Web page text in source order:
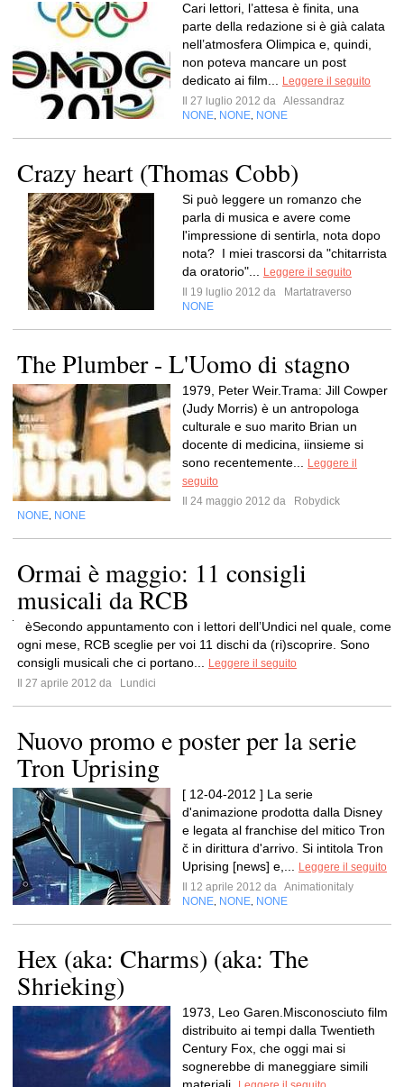
Cari lettori, l’attesa è finita, una
parte della redazione si è già calata
nell’atmosfera Olimpica e, quindi,
non poteva mancare un post
dedicato ai film...
Leggere il seguito
Il 27 luglio 2012 da Alessandraz
NONE NONE NONE
Crazy heart (Thomas Cobb)
Si può leggere un romanzo che
parla di musica e avere come
l'impressione di sentirla, nota dopo
nota? I miei trascorsi da "chitarrista
da oratorio"...
Leggere il seguito
Il 19 luglio 2012 da
Martatraverso
NONE
The Plumber - L'Uomo di stagno
1979, Peter Weir.Trama: Jill Cowper
(Judy Morris) è un antropologa
culturale e suo marito Brian un
docente di medicina, iinsieme si
sono recentemente...
Leggere il
seguito
Il 24 maggio 2012 da
Robydick
NONE NONE
Ormai è maggio: 11 consigli
musicali da RCB
èSecondo appuntamento con i lettori dell’Undici nel quale, come
ogni mese, RCB sceglie per voi 11 dischi da (ri)scoprire. Sono
consigli musicali che ci portano...
Leggere il seguito
Il 27 aprile 2012 da
Lundici
Nuovo promo e poster per la serie
Tron Uprising
[ 12-04-2012 ] La serie
d'animazione prodotta dalla Disney
e legata al franchise del mitico Tron
č in dirittura d'arrivo. Si intitola Tron
Uprising [news] e,...
Leggere il seguito
Il 12 aprile 2012 da Animationitaly
NONE NONE NONE
Hex (aka: Charms) (aka: The
Shrieking)
1973, Leo Garen.Misconosciuto film
distribuito ai tempi dalla Twentieth
Century Fox, che oggi mai si
sognerebbe di maneggiare simili